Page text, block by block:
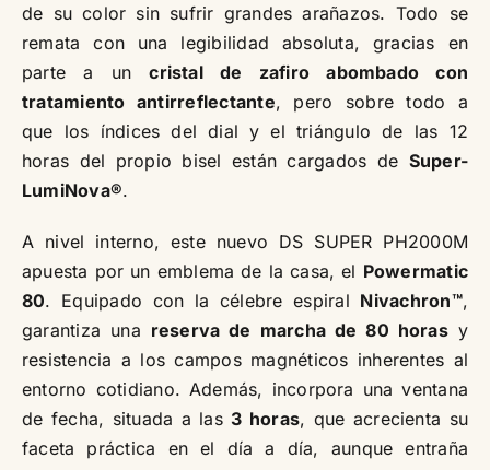
de su color sin sufrir grandes arañazos. Todo se
remata con una legibilidad absoluta, gracias en
parte a uncristal de zafiro abombado con
tratamiento antirreflectante, pero sobre todo a
que los índices del dial y el triángulo de las 12
horas del propio bisel están cargados de Super-
LumiNova®.
A nivel interno, este nuevo DS SUPER PH2000M
apuesta por un emblema de la casa, el Powermatic
80. Equipado con la célebre espiral Nivachron™,
garantiza una reserva de marcha de 80 horasy
resistencia a los campos magnéticos inherentes al
entorno cotidiano. Además, incorpora una ventana
de fecha, situada a las3 horas, que acrecienta su
faceta práctica en el día a día, aunque entraña